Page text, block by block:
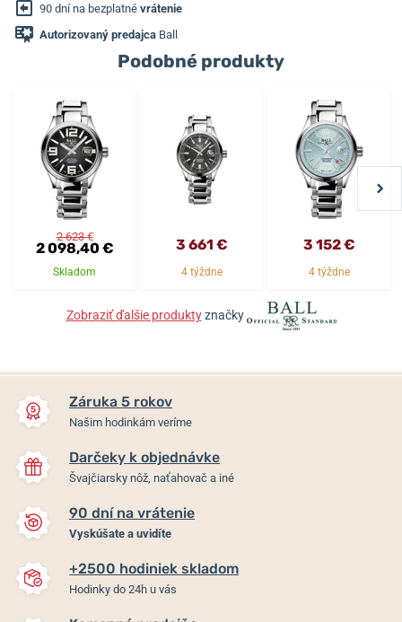
90 dní na bezplatné vrátenie
Autorizovaný predajca Ball
Podobné produkty
2 623 €
2 098,40 €
Skladom
3 661 €
4 týždne
3 152 €
4 týždne
Zobraziť ďalšie produktyznačky
Záruka 5 rokov
Našim hodinkám veríme
Darčeky k objednávke
Švajčiarsky nôž, naťahovač a iné
90 dní na vrátenie
Vyskúšate a uvidíte
+2500 hodiniek skladom
Hodinky do 24h u vás